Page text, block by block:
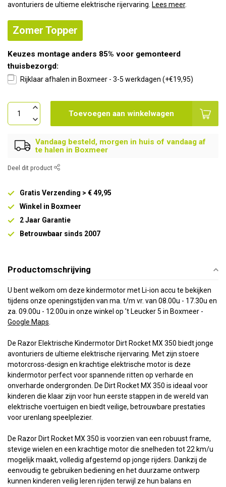
avonturiers de ultieme elektrische rijervaring. Lees meer.
Zomer Topper
Keuzes montage anders 85% voor gemonteerd
thuisbezorgd:
Rijklaar afhalen in Boxmeer - 3-5 werkdagen (+€19,95)
Toevoegen aan winkelwagen
Vandaag besteld, morgen in huis of vandaag af
te halen in Boxmeer
Deel dit product
Gratis Verzending > € 49,95
Winkel in Boxmeer
2 Jaar Garantie
Betrouwbaar sinds 2007
Productomschrijving
U bent welkom om deze kindermotor met Li-ion accu te bekijken
tijdens onze openingstijden van ma. t/m vr. van 08.00u - 17.30u en
za. 09.00u - 12.00u in onze winkel op 't Leucker 5 in Boxmeer -
Google Maps
De Razor Elektrische Kindermotor Dirt Rocket MX 350 biedt jonge
avonturiers de ultieme elektrische rijervaring. Met zijn stoere
motorcross-design en krachtige elektrische motor is deze
kindermotor perfect voor spannende ritten op verharde en
onverharde ondergronden. De Dirt Rocket MX 350 is ideaal voor
kinderen die klaar zijn voor hun eerste stappen in de wereld van
elektrische voertuigen en biedt veilige, betrouwbare prestaties
voor urenlang speelplezier.
De Razor Dirt Rocket MX 350 is voorzien van een robuust frame,
stevige wielen en een krachtige motor die snelheden tot 22 km/u
mogelijk maakt, volledig afgestemd op jonge rijders. Dankzij de
eenvoudig te gebruiken bediening en het duurzame ontwerp
kunnen kinderen veilig leren rijden terwijl ze hun balans en